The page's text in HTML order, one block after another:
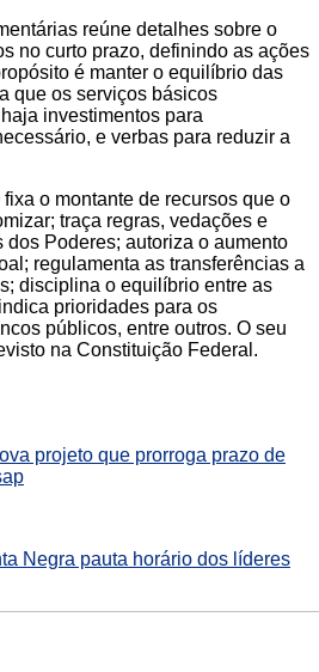
reúne detalhes sobre o
no curto prazo, definindo as ações
é manter o equilíbrio das
que os serviços básicos
investimentos para
e verbas para reduzir a
o montante de recursos que o
traça regras, vedações e
dos Poderes; autoriza o aumento
regulamenta as transferências a
disciplina o equilíbrio entre as
prioridades para os
públicos, entre outros. O seu
na Constituição Federal.
projeto que prorroga prazo de
Negra pauta horário dos líderes